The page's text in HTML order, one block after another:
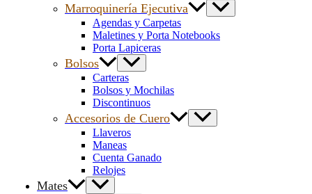
Marroquinería Ejecutiva
Agendas y Carpetas
Maletines y Porta Notebooks
Porta Lapiceras
Bolsos
Carteras
Bolsos y Mochilas
Discontinuos
Accesorios de Cuero
Llaveros
Maneas
Cuenta Ganado
Relojes
Mates